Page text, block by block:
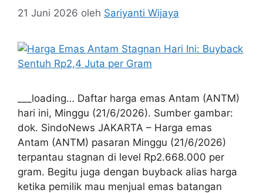
21 Juni 2026 oleh Sariyanti Wijaya
___loading… Daftar harga emas Antam (ANTM)
hari ini, Minggu (21/6/2026). Sumber gambar:
dok. SindoNews JAKARTA – Harga emas
Antam (ANTM) pasaran Minggu (21/6/2026)
terpantau stagnan di level Rp2.668.000 per
gram. Begitu juga dengan buyback alias harga
ketika pemilik mau menjual emas batangan